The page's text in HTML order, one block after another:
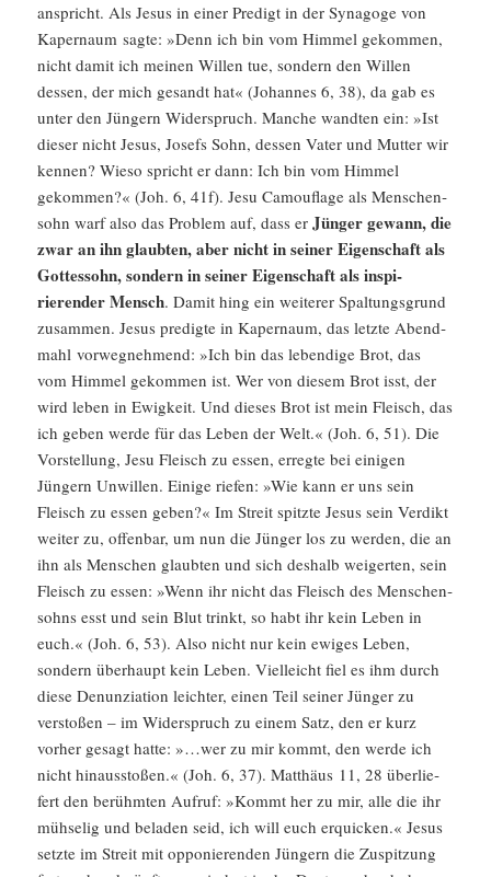
anspricht. Als Jesus in einer Predigt in der Synagoge von
Kaper­naum sagte: »Denn ich bin vom Himmel gekommen,
nicht damit ich meinen Willen tue, sondern den Willen
dessen, der mich gesandt hat« (Johannes 6, 38), da gab es
unter den Jüngern Wider­spruch. Manche wandten ein: »Ist
dieser nicht Jesus, Josefs Sohn, dessen Vater und Mutter wir
kennen? Wieso spricht er dann: Ich bin vom Himmel
gekommen?« (Joh. 6, 41f). Jesu Camou­flage als Menschen­
sohn warf also das Problem auf, dass erJünger gewann, die
zwar an ihn glaubten, aber nicht in seiner Eigen­schaft als
Gottes­sohn, sondern in seiner Eigen­schaft als inspi­
rierender Mensch. Damit hing ein weiterer Spaltungs­grund
zusammen. Jesus predigte in Kaper­naum, das letzte Abend­
mahl vorweg­nehmend: »Ich bin das leben­dige Brot, das
vom Himmel gekommen ist. Wer von diesem Brot isst, der
wird leben in Ewigkeit. Und dieses Brot ist mein Fleisch, das
ich geben werde für das Leben der Welt.« (Joh. 6, 51). Die
Vorstel­lung, Jesu Fleisch zu essen, erregte bei einigen
Jüngern Unwillen. Einige riefen: »Wie kann er uns sein
Fleisch zu essen geben?« Im Streit spitzte Jesus sein Verdikt
weiter zu, offenbar, um nun die Jünger los zu werden, die an
ihn als Menschen glaubten und sich deshalb weigerten, sein
Fleisch zu essen: »Wenn ihr nicht das Fleisch des Menschen­
sohns esst und sein Blut trinkt, so habt ihr kein Leben in
euch.« (Joh. 6, 53). Also nicht nur kein ewiges Leben,
sondern überhaupt kein Leben. Vielleicht fiel es ihm durch
diese Denun­zia­tion leichter, einen Teil seiner Jünger zu
verstoßen – im Wider­spruch zu einem Satz, den er kurz
vorher gesagt hatte: »…wer zu mir kommt, den werde ich
nicht hinaus­stoßen.« (Joh. 6, 37). Matthäus 11, 28 überlie­
fert den berühmten Aufruf: »Kommt her zu mir, alle die ihr
mühselig und beladen seid, ich will euch erqui­cken.« Jesus
setzte im Streit mit opponie­renden Jüngern die Zuspit­zung